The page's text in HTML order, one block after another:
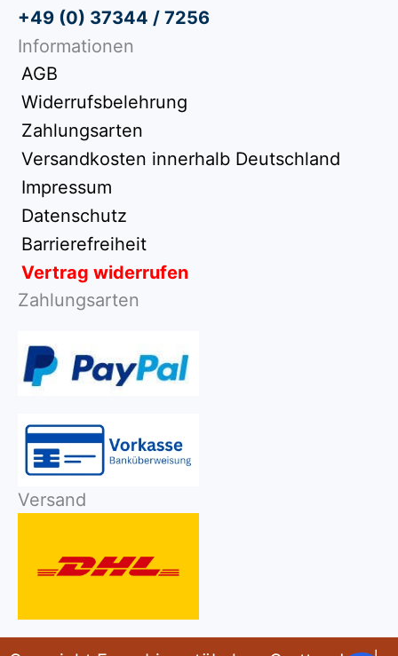
+49 (0) 37344 / 7256
Informationen
AGB
Widerrufsbelehrung
Zahlungsarten
Versandkosten innerhalb Deutschland
Impressum
Datenschutz
Barrierefreiheit
Vertrag widerrufen
Zahlungsarten
Versand